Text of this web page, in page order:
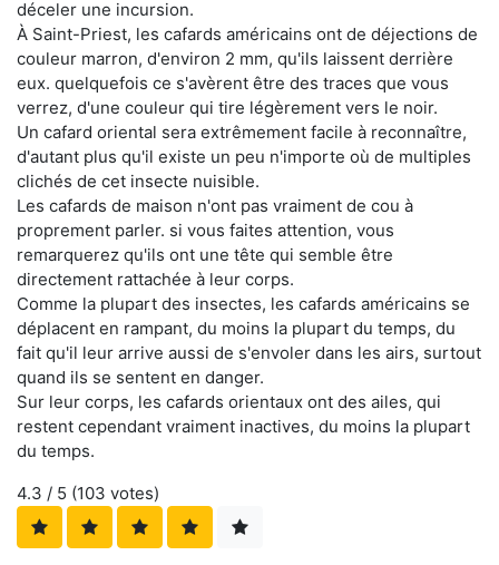
déceler une incursion.
À Saint-Priest, les cafards américains ont de déjections de
couleur marron, d'environ 2 mm, qu'ils laissent derrière
eux. quelquefois ce s'avèrent être des traces que vous
verrez, d'une couleur qui tire légèrement vers le noir.
Un cafard oriental sera extrêmement facile à reconnaître,
d'autant plus qu'il existe un peu n'importe où de multiples
clichés de cet insecte nuisible.
Les cafards de maison n'ont pas vraiment de cou à
proprement parler. si vous faites attention, vous
remarquerez qu'ils ont une tête qui semble être
directement rattachée à leur corps.
Comme la plupart des insectes, les cafards américains se
déplacent en rampant, du moins la plupart du temps, du
fait qu'il leur arrive aussi de s'envoler dans les airs, surtout
quand ils se sentent en danger.
Sur leur corps, les cafards orientaux ont des ailes, qui
restent cependant vraiment inactives, du moins la plupart
du temps.
4.3 / 5 (103 votes)